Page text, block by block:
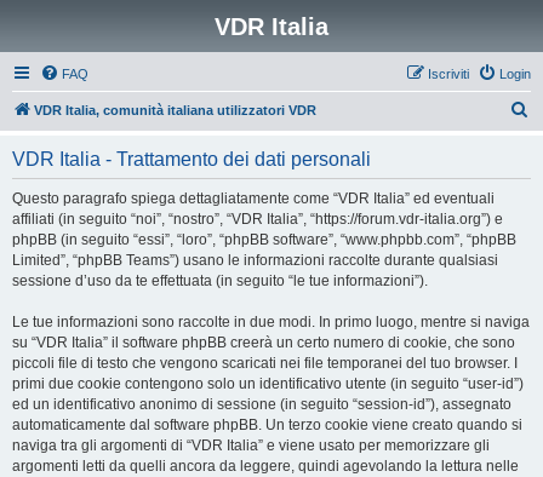
VDR Italia
FAQ Login
Iscriviti
VDR Italia, comunità italiana utilizzatori VDR
VDR Italia - Trattamento dei dati personali
Questo paragrafo spiega dettagliatamente come “VDR Italia” ed eventuali
affiliati (in seguito “noi”, “nostro”, “VDR Italia”, “https://forum.vdr-italia.org”) e
phpBB (in seguito “essi”, “loro”, “phpBB software”, “www.phpbb.com”, “phpBB
Limited”, “phpBB Teams”) usano le informazioni raccolte durante qualsiasi
sessione d’uso da te effettuata (in seguito “le tue informazioni”).
Le tue informazioni sono raccolte in due modi. In primo luogo, mentre si naviga
su “VDR Italia” il software phpBB creerà un certo numero di cookie, che sono
piccoli file di testo che vengono scaricati nei file temporanei del tuo browser. I
primi due cookie contengono solo un identificativo utente (in seguito “user-id”)
ed un identificativo anonimo di sessione (in seguito “session-id”), assegnato
automaticamente dal software phpBB. Un terzo cookie viene creato quando si
naviga tra gli argomenti di “VDR Italia” e viene usato per memorizzare gli
argomenti letti da quelli ancora da leggere, quindi agevolando la lettura nelle